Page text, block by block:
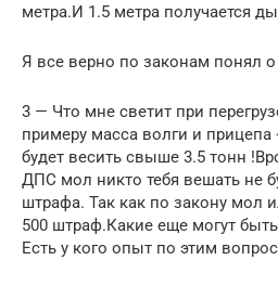
метра.И 1.5 метра получается
Я все верно по законам понял о
3 — Что мне светит при
примеру масса волги и
будет весить свыше 3.5 тонн
ДПС мол никто тебя вешать не
штрафа. Так как по закону мол
500 штраф.Какие еще могут
Есть у кого опыт по этим